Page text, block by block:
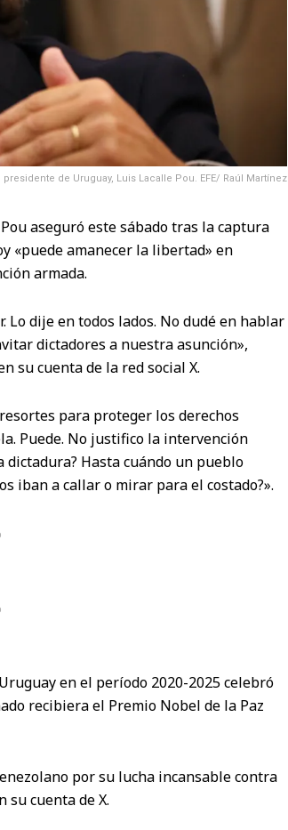
de Uruguay, Luis Lacalle Pou. EFE/ Raúl Martínez
aseguró este sábado tras la captura
«puede amanecer la libertad» en
armada.
Lo dije en todos lados. No dudé en hablar
dictadores a nuestra asunción»,
su cuenta de la red social X.
para proteger los derechos
Puede. No justifico la intervención
dictadura? Hasta cuándo un pueblo
iban a callar o mirar para el costado?».
en el período 2020-2025 celebró
recibiera el Premio Nobel de la Paz
por su lucha incansable contra
su cuenta de X.